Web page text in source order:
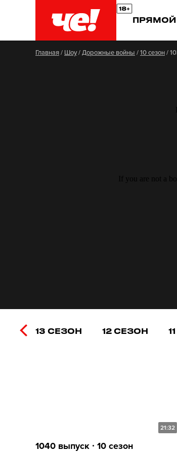
Главная/ Шоу/Дорожные войны /10 сезон/
13 СЕЗОН 12 СЕЗОН
21:32
1040 выпуск ∙ 10 сезон